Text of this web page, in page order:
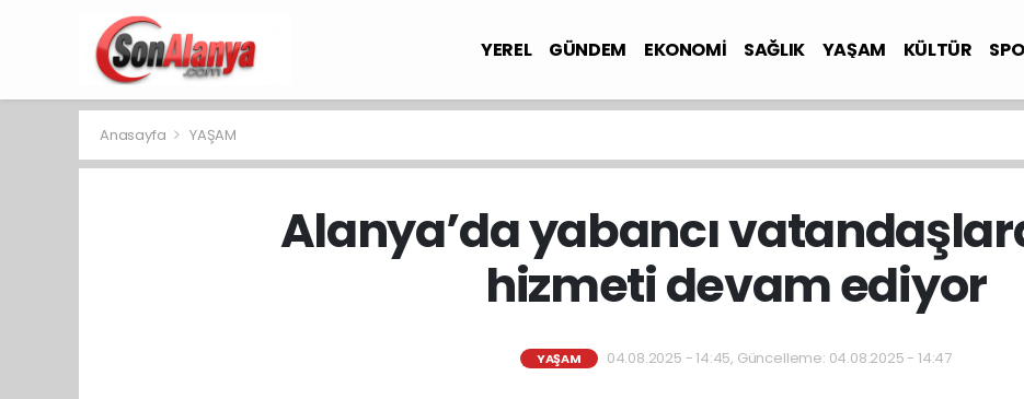
YEREL GÜNDEM EKONOMİ SAĞLIK YAŞAM KÜLTÜR
Anasayfa YAŞAM
Alanya’da yabancı
hizmeti devam ediyor
YAŞAM 04.08.2025 - 14:45, Güncelleme: 04.08.2025 - 14:47